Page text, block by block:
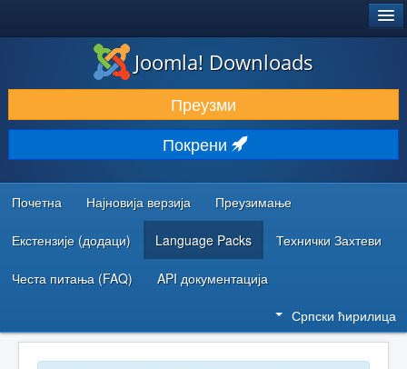
ПРЕУЗИМАЊЕ И ПРОШИРЕЊА (ЕКСТЕНЗИЈЕ)
ОТКРИЈТЕ И НАУЧИТЕ
ЗАЈЕДНИЦА И ПОДРШКА
РЕСУРСИ ЗА РАЗВОЈ
Joomla! Downloads
Преузми
Покрени
Почетна Најновија верзија Преузимање
Екстензије (додаци) Language Packs Технички Захтеви
Честа питања (FAQ) API документација
Српски ћирилица